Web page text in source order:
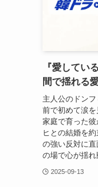
『愛してい
間で揺れる
主人公のドン
前で初めて涙
家庭で育った
ヒとの結婚を
の強い反対に
の場で心が揺れ
2025-09-13